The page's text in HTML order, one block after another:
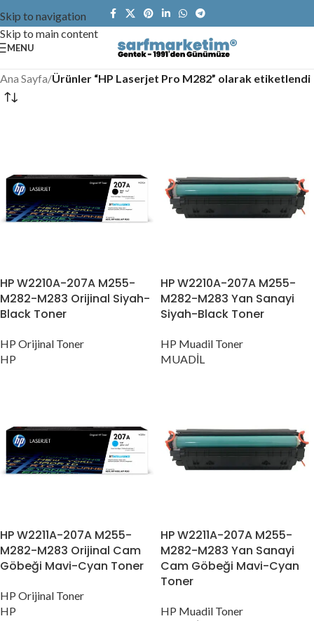
Skip to navigation
Skip to main content
MENU
Ana Sayfa/Ürünler “HP Laserjet Pro M282” olarak etiketlendi
HP W2210A-207A M255-
M282-M283 Orijinal Siyah-
Black Toner
HP Orijinal Toner
HP
HP W2210A-207A M255-
M282-M283 Yan Sanayi
Siyah-Black Toner
HP Muadil Toner
MUADİL
HP W2211A-207A M255-
M282-M283 Orijinal Cam
Göbeği Mavi-Cyan Toner
HP Orijinal Toner
HP
HP W2211A-207A M255-
M282-M283 Yan Sanayi
Cam Göbeği Mavi-Cyan
Toner
HP Muadil Toner